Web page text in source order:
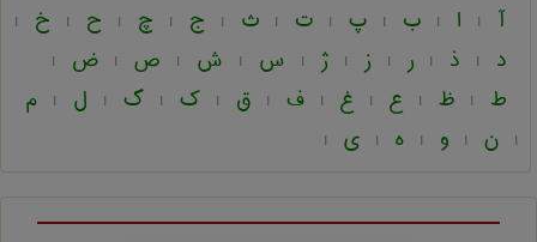
آ | ا | ب | پ | ت | ث | ج | چ | ح | خ |
د | ذ | ر | ز | ژ | س | ش | ص | ض |
ط | ظ | ع | غ | ف | ق | ک | گ | ل | م
| ن | و | ه | ی |